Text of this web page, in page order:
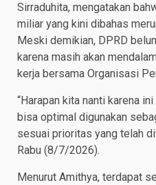
Sirraduhita, mengatakan
miliar yang kini dibahas
Meski demikian, DPRD
karena masih akan
kerja bersama Organisasi
“Harapan kita nanti karena
bisa optimal digunakan
sesuai prioritas yang telah
Rabu (8/7/2026).
Menurut Amithya, terdapat